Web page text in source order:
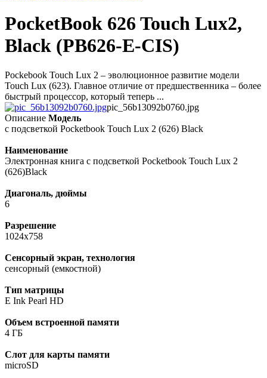
PocketBook 626 Touch Lux2,
Black (PB626-E-CIS)
Pockebook Touch Lux 2 – эволюционное развитие модели
Touch Lux (623). Главное отличие от предшественника – более
быстрый процессор, который теперь ...
pic_56b13092b0760.jpg
Описание Модель
с подсветкой Pocketbook Touch Lux 2 (626) Black
Наименование
Электронная книга с подсветкой Pocketbook Touch Lux 2
(626)Black
Диагональ, дюймы
6
Разрешение
1024х758
Сенсорный экран, технология
сенсорный (емкостной)
Тип матрицы
E Ink Pearl HD
Объем встроенной памяти
4 ГБ
Слот для карты памяти
microSD